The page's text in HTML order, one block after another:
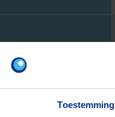
Toestemming